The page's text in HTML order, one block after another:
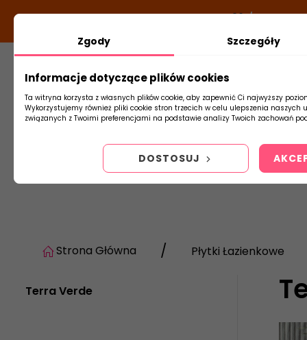
DODATKOWY RABAT Z KODEM:NEWLOOK26/TUBADZIN
Płytki
Strona Główna Płytki Łazienkowe
Terra Verde
Zgody Szczegóły
Informacje dotyczące plików cookies
Ta witryna korzysta z własnych plików cookie, aby zapewnić Ci najwyższy
Wykorzystujemy również pliki cookie stron trzecich w celu ulepszenia
związanych z Twoimi preferencjami na podstawie analizy Twoich zachowań
DOSTOSUJ